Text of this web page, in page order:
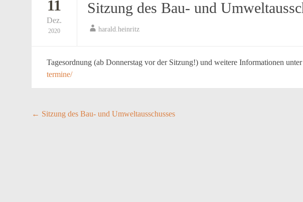
11
Dez.
2020
Sitzung des Bau- und
harald.heinritz
Tagesordnung (ab Donnerstag vor der Sitzung!) und weitere Informationen unter
termine/
Post
← Sitzung des Bau- und Umweltausschusses